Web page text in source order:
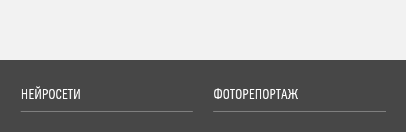
НЕЙРОСЕТИ ФОТОРЕПОРТАЖ